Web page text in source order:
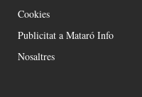
Cookies
Publicitat a Mataró Info
Nosaltres